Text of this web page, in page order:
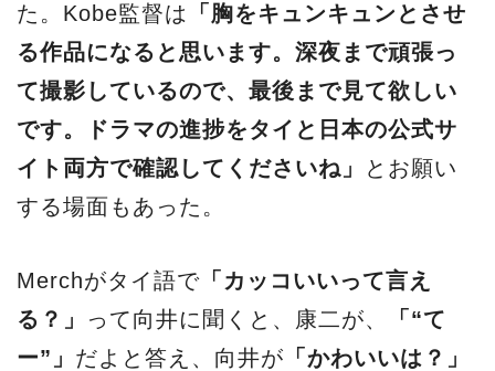
た。Kobe監督は
「胸をキュンキュンとさせ
る作品になると思います。深夜まで頑張っ
て撮影しているので、最後まで見て欲しい
です。ドラマの進捗をタイと日本の公式サ
イト両方で確認してくださいね」
とお願い
する場面もあった。
Merchがタイ語で「カッコいいって言え
る？」
って向井に聞くと、康二が、
「“て
ー”」 だよと答え、向井が 「かわいいは？」